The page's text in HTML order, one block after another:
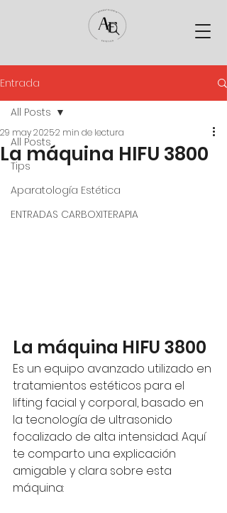
Entrada
All Posts
Tips
Aparatología Estética
ENTRADAS CARBOXITERAPIA
All Posts
La máquina HIFU 3800
29 may 20252 min de lectura
La máquina HIFU 3800
Es un equipo avanzado utilizado en
tratamientos estéticos para el
lifting facial y corporal, basado en
la tecnología de ultrasonido
focalizado de alta intensidad. Aquí
te comparto una explicación
amigable y clara sobre esta
máquina: